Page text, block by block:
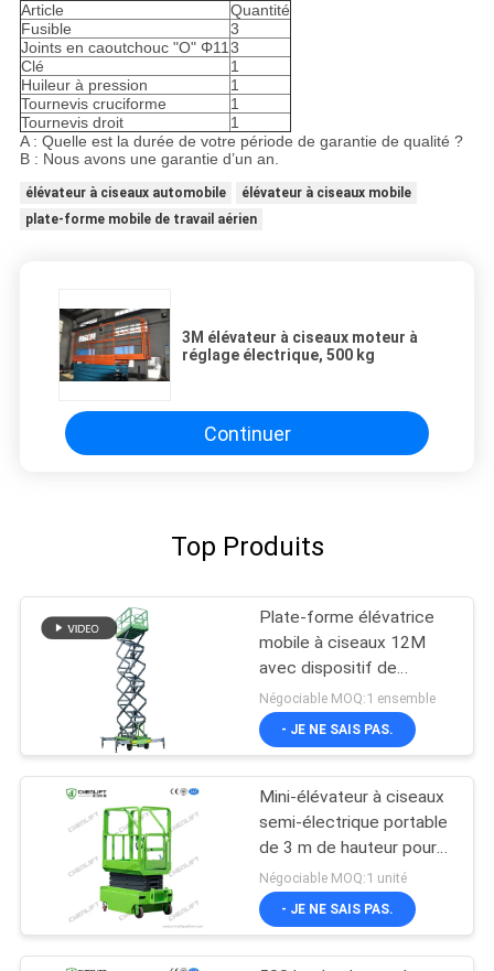
Article
Quantité
Fusible
3
Joints en caoutchouc "O" Φ113
Clé
1
Huileur à pression
1
Tournevis cruciforme
1
Tournevis droit
1
A : Quelle est la durée de votre période de garantie de qualité ?
B : Nous avons une garantie d’un an.
élévateur à ciseaux automobile
élévateur à ciseaux mobile
plate-forme mobile de travail aérien
3M élévateur à ciseaux moteur à
réglage électrique, 500 kg
Continuer
Top Produits
Plate-forme élévatrice
mobile à ciseaux 12M
avec dispositif de
traction
Négociable MOQ:1 ensemble
- JE NE SAIS PAS.
Mini-élévateur à ciseaux
semi-électrique portable
de 3 m de hauteur pour
entrepôt
Négociable MOQ:1 unité
- JE NE SAIS PAS.